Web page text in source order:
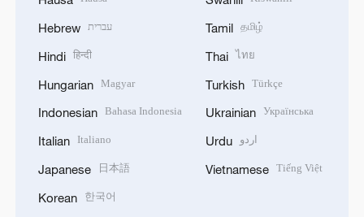
Hebrew עברית
Hindi हिन्दी
Hungarian Magyar
Indonesian Bahasa Indonesia
Italian Italiano
Japanese 日本語
Korean 한국어
Tamil தமிழ்
Thai ไทย
Turkish Türkçe
Ukrainian Українська
Urdu اردو
Vietnamese Tiếng Việt